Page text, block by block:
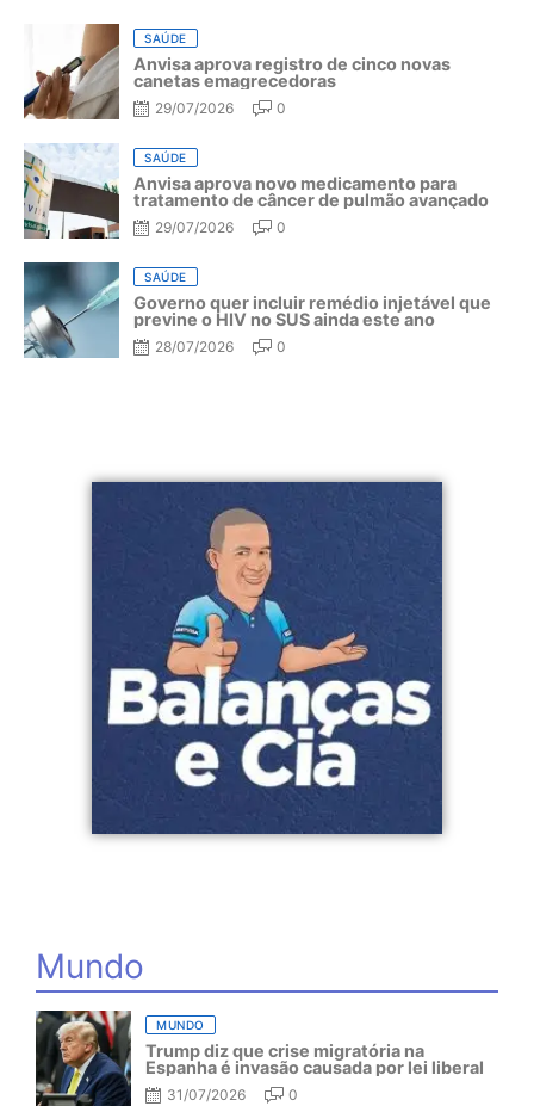
SAÚDE
Anvisa aprova registro de cinco novas
canetas emagrecedoras
29/07/2026 0
SAÚDE
Anvisa aprova novo medicamento para
tratamento de câncer de pulmão avançado
29/07/2026 0
SAÚDE
Governo quer incluir remédio injetável que
previne o HIV no SUS ainda este ano
28/07/2026 0
Mundo
MUNDO
Trump diz que crise migratória na
Espanha é invasão causada por lei liberal
31/07/2026 0